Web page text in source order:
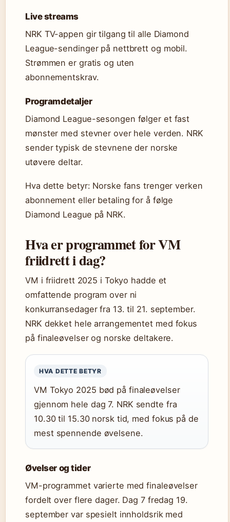
Live streams
NRK TV-appen gir tilgang til alle Diamond
League-sendinger på nettbrett og mobil.
Strømmen er gratis og uten
abonnementskrav.
Programdetaljer
Diamond League-sesongen følger et fast
mønster med stevner over hele verden. NRK
sender typisk de stevnene der norske
utøvere deltar.
Hva dette betyr: Norske fans trenger verken
abonnement eller betaling for å følge
Diamond League på NRK.
Hva er programmet for VM
friidrett i dag?
VM i friidrett 2025 i Tokyo hadde et
omfattende program over ni
konkurransedager fra 13. til 21. september.
NRK dekket hele arrangementet med fokus
på finaleøvelser og norske deltakere.
HVA DETTE BETYR
VM Tokyo 2025 bød på finaleøvelser
gjennom hele dag 7. NRK sendte fra
10.30 til 15.30 norsk tid, med fokus på de
mest spennende øvelsene.
Øvelser og tider
VM-programmet varierte med finaleøvelser
fordelt over flere dager. Dag 7 fredag 19.
september var spesielt innholdsrik med